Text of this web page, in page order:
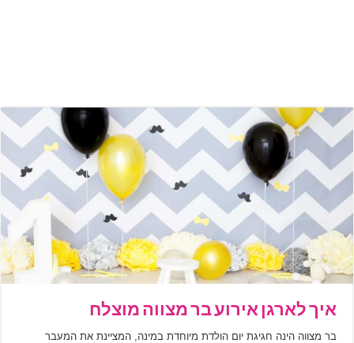
איך לארגן אירוע בר מצווה מוצלח
בר מצווה הינה חגיגת יום הולדת מיוחדת במינה, המציינת את המעבר